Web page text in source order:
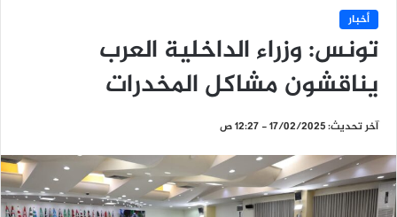
أخبار
تونس: وزراء الداخلية العرب
يناقشون مشاكل المخدرات
آخر تحديث: 17/02/2025 - 12:27 ص